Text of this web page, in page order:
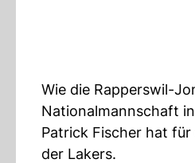
Wie die Rapperswil-
Nationalmannschaft
Patrick Fischer hat
der Lakers.